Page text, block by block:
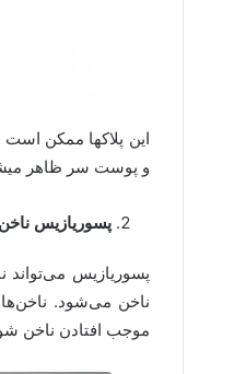
این پلاک­ها ممکن
و پوست سر ظاهر
پسوریازیس
پسوریازیس می‌تواند
ناخن می‌شود.
موجب افتادن ناخن